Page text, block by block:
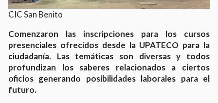
CIC San Benito
Comenzaron las inscripciones para los cursos
presenciales ofrecidos desde la UPATECO para la
ciudadanía. Las temáticas son diversas y todos
profundizan los saberes relacionados a ciertos
oficios generando posibilidades laborales para el
futuro.